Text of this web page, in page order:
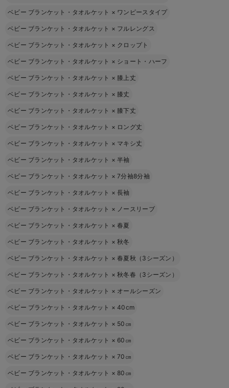
ベビー ブランケット・タオルケット × ワンピースタイプ
ベビー ブランケット・タオルケット × フルレングス
ベビー ブランケット・タオルケット × クロップト
ベビー ブランケット・タオルケット × ショート・ハーフ
ベビー ブランケット・タオルケット × 膝上丈
ベビー ブランケット・タオルケット × 膝丈
ベビー ブランケット・タオルケット × 膝下丈
ベビー ブランケット・タオルケット × ロング丈
ベビー ブランケット・タオルケット × マキシ丈
ベビー ブランケット・タオルケット ×半袖
ベビー ブランケット・タオルケット ×7分袖8分袖
ベビー ブランケット・タオルケット ×長袖
ベビー ブランケット・タオルケット × ノースリーブ
ベビー ブランケット・タオルケット ×春夏
ベビー ブランケット・タオルケット ×秋冬
ベビー ブランケット・タオルケット ×春夏秋（3シーズン）
ベビー ブランケット・タオルケット ×秋冬春（3シーズン）
ベビー ブランケット・タオルケット × オールシーズン
ベビー ブランケット・タオルケット ×40cm
ベビー ブランケット・タオルケット × 50㎝
ベビー ブランケット・タオルケット × 60㎝
ベビー ブランケット・タオルケット ×70㎝
ベビー ブランケット・タオルケット × 80㎝